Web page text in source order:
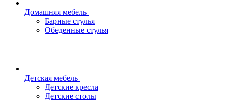
Домашняя мебель
Барные стулья
Обеденные стулья
Детская мебель
Детские кресла
Детские столы